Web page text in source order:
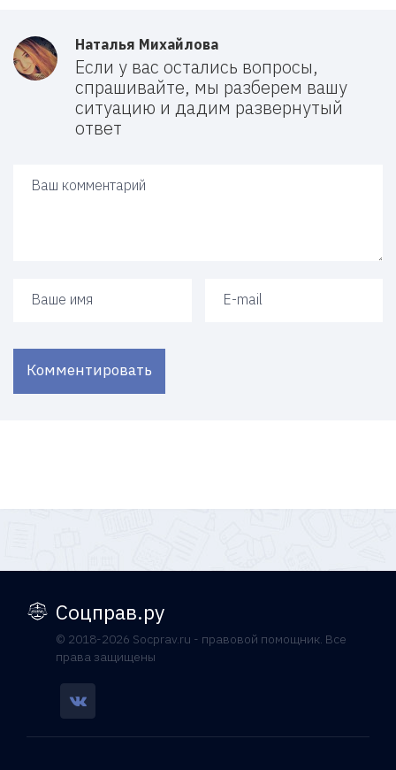
Наталья Михайлова
Если у вас остались вопросы,
спрашивайте, мы разберем вашу
ситуацию и дадим развернутый
ответ
Комментировать
Соцправ.ру
© 2018-2026 Socprav.ru - правовой помощник. Все
права защищены